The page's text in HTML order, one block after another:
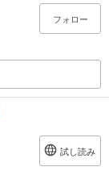
フォロー
試し読み